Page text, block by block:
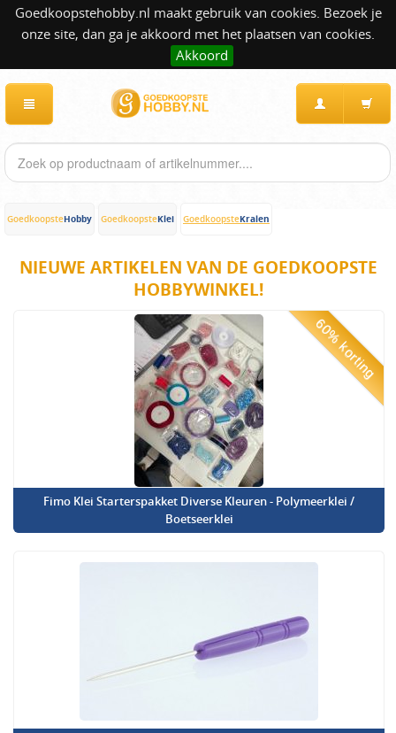
Goedkoopstehobby.nl maakt gebruik van cookies. Bezoek je
onze site, dan ga je akkoord met het plaatsen van cookies.
Akkoord
GoedkoopsteHobby GoedkoopsteKlei GoedkoopsteKralen
NIEUWE ARTIKELEN VAN DE GOEDKOOPSTE
HOBBYWINKEL!
60% korting
Fimo Klei Starterspakket Diverse Kleuren - Polymeerklei /
Boetseerklei